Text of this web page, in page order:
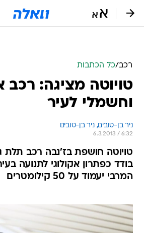
רכב/כל הכתבות
טויוטה מציגה: רכב
וחשמלי לעיר
ניר בן-טובים, ניר בן-טובים
6.3.2013 / 6:32
טויוטה חושפת בז'נבה רכב תלת
בודד כפתרון אקולוגי לתנועה
המרבי יעמוד על 50 קילומטרים